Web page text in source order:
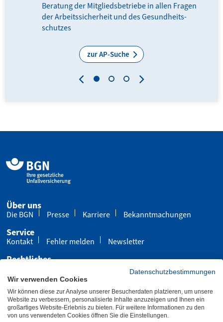
Beratung der Mitglieds­­betriebe in allen Fragen
der Arbeits­sicherheit und des Gesundheits­
schutzes
zur AP-Suche
Über uns
Die BGN Presse Karriere Bekanntmachungen
Service
Kontakt Fehler melden Newsletter
Rechtliches
Cookies
Barrierefreiheit
Übersicht Leichte Sprache Gebärdensprache
Datenschutzbestimmungen
Wir verwenden Cookies
Wir können diese zur Analyse unserer Besucherdaten platzieren, um unsere
Website zu verbessern, personalisierte Inhalte anzuzeigen und Ihnen ein
großartiges Website-Erlebnis zu bieten. Für weitere Informationen zu den
von uns verwendeten Cookies öffnen Sie die Einstellungen.